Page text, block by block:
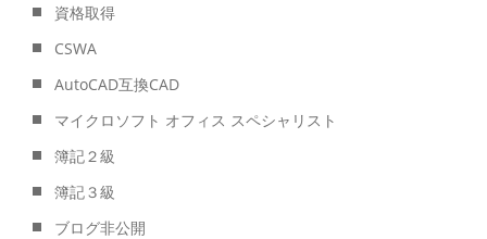
資格取得
CSWA
AutoCAD互換CAD
マイクロソフト オフィス スペシャリスト
簿記２級
簿記３級
ブログ非公開